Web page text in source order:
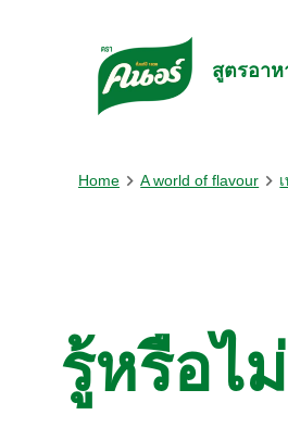
Main content
สูตรอาห
Home A world of flavour
รู้หรือไ